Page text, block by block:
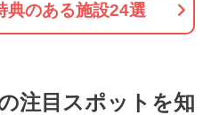
典のある施設24選
注目スポットを知